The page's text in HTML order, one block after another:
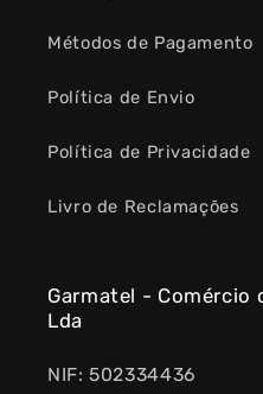
Métodos de Pagamento
Política de Envio
Política de Privacidade
Livro de Reclamações
Garmatel - Comércio
Lda
NIF: 502334436